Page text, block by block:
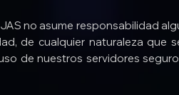
no asume responsabilidad
de cualquier naturaleza que
de nuestros servidores